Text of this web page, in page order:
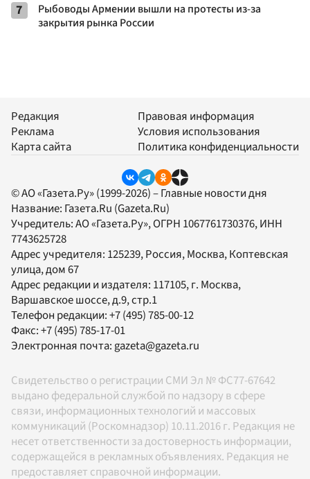
7
Рыбоводы Армении вышли на протесты из-за
закрытия рынка России
Редакция
Реклама
Карта сайта
Правовая информация
Условия использования
Политика конфиденциальности
© АО «Газета.Ру» (1999-2026) – Главные новости дня
Название: Газета.Ru (Gazeta.Ru)
Учредитель:АО «Газета.Ру», ОГРН 1067761730376, ИНН
7743625728
Адрес учредителя: 125239, Россия, Москва, Коптевская
улица, дом 67
Адрес редакции и издателя: 117105, г. Москва,
Варшавское шоссе, д.9, стр.1
Телефон редакции:+7 (495) 785-00-12
Факс:+7 (495) 785-17-01
Электронная почта: gazeta@gazeta.ru
Свидетельство о регистрации СМИ Эл № ФС77-67642
выдано федеральной службой по надзору в сфере
связи, информационных технологий и массовых
коммуникаций (Роскомнадзор) 10.11.2016 г. Редакция не
несет ответственности за достоверность информации,
содержащейся в рекламных объявлениях. Редакция не
предоставляет справочной информации.